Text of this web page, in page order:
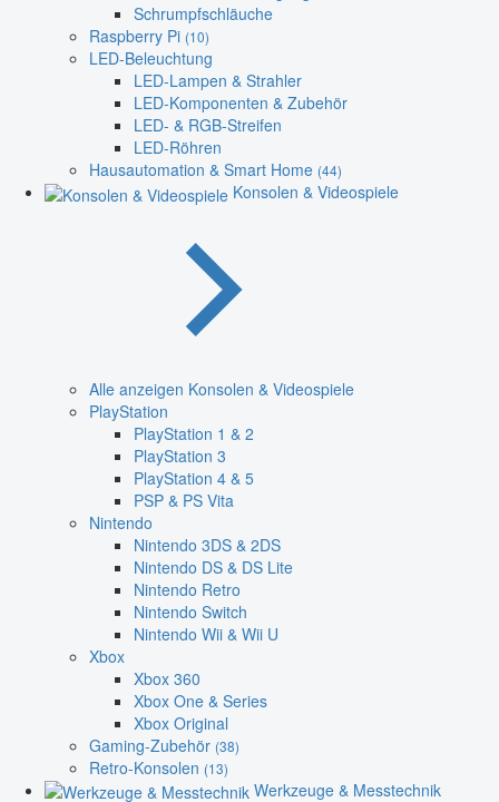
Schrumpfschläuche
Raspberry Pi (10)
LED-Beleuchtung
LED-Lampen & Strahler
LED-Komponenten & Zubehör
LED- & RGB-Streifen
LED-Röhren
Hausautomation & Smart Home (44)
Konsolen & Videospiele
Alle anzeigen Konsolen & Videospiele
PlayStation
PlayStation 1 & 2
PlayStation 3
PlayStation 4 & 5
PSP & PS Vita
Nintendo
Nintendo 3DS & 2DS
Nintendo DS & DS Lite
Nintendo Retro
Nintendo Switch
Nintendo Wii & Wii U
Xbox
Xbox 360
Xbox One & Series
Xbox Original
Gaming-Zubehör (38)
Retro-Konsolen (13)
Werkzeuge & Messtechnik